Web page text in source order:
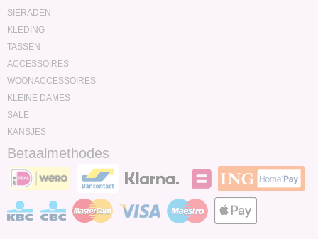
SIERADEN
KLEDING
TASSEN
ACCESSOIRES
WOONACCESSOIRES
KLEINE DAMES
SALE
KANSJES
Betaalmethodes